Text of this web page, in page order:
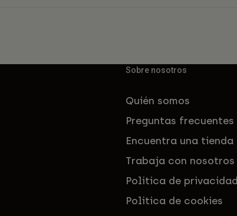
Sobre nosotros
Quién somos
Preguntas frecuentes
Encuentra una tienda
Trabaja con nosotros
Política de privacidad
Política de cookies